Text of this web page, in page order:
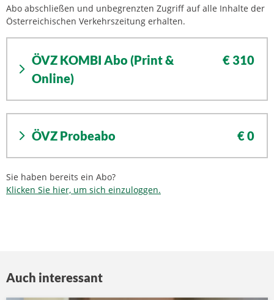
Abo abschließen und unbegrenzten Zugriff auf alle Inhalte der
Österreichischen Verkehrszeitung erhalten.
ÖVZ KOMBI Abo (Print &
Online)
€ 310
ÖVZ Probeabo € 0
Sie haben bereits ein Abo?
Klicken Sie hier, um sich einzuloggen.
Auch interessant